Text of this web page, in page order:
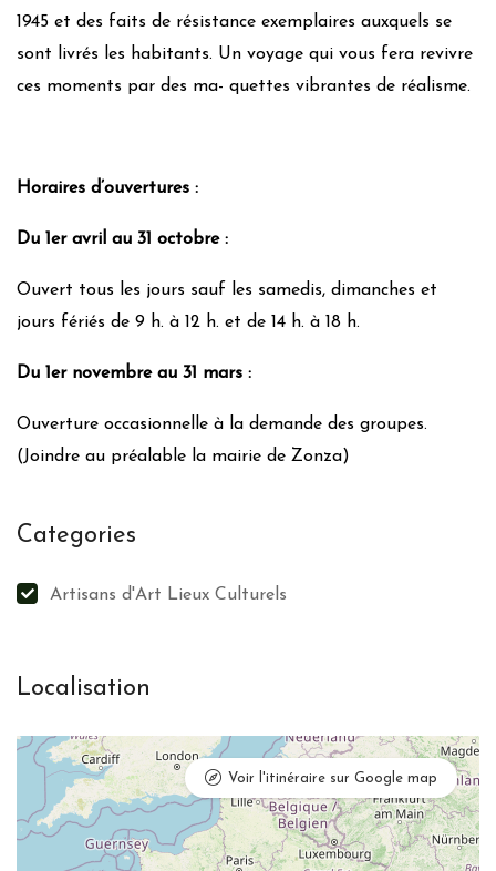
1945 et des faits de résistance exemplaires auxquels se
sont livrés les habitants. Un voyage qui vous fera revivre
ces moments par des ma- quettes vibrantes de réalisme.
Horaires d’ouvertures :
Du 1er avril au 31 octobre :
Ouvert tous les jours sauf les samedis, dimanches et
jours fériés de 9 h. à 12 h. et de 14 h. à 18 h.
Du 1er novembre au 31 mars :
Ouverture occasionnelle à la demande des groupes.
(Joindre au préalable la mairie de Zonza)
Categories
Artisans d'Art Lieux Culturels
Localisation
Voir l'itinéraire sur Google map